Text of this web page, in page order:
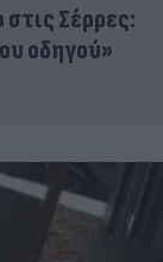
Σέρρες:
οδηγού»